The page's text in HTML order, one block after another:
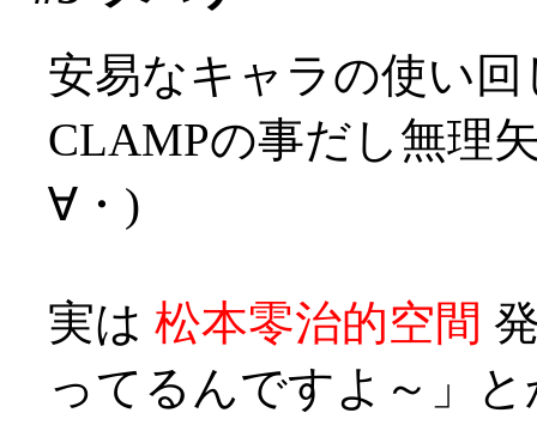
安易なキャラの使い
CLAMPの事だし無理
∀・)
実は 松本零治的空間
ってるんですよ～」